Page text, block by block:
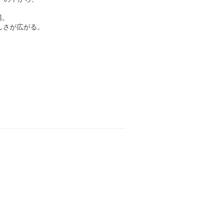
が広がる。